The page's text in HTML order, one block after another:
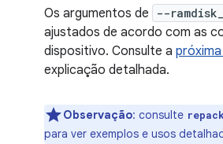
Os argumentos de --
ajustados de acordo com as
dispositivo. Consulte a
explicação detalhada.
Observação: consulte
para ver exemplos e usos